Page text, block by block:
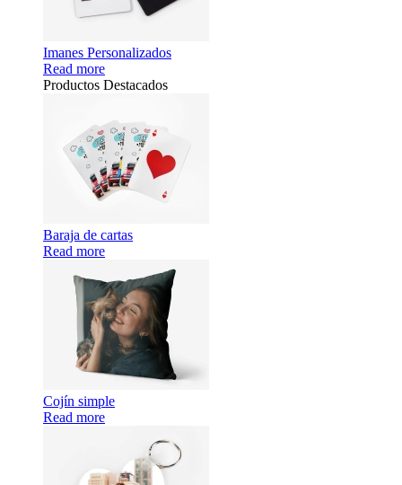
Imanes Personalizados
Read more
Productos Destacados
Baraja de cartas
Read more
Cojín simple
Read more